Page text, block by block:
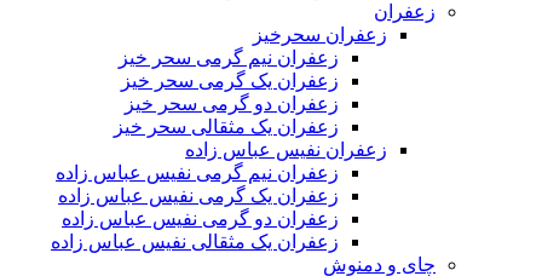
زعفران
زعفران سحرخیز
زعفران نیم گرمی سحر خیز
زعفران یک گرمی سحر خیز
زعفران دو گرمی سحر خیز
زعفران یک مثقالی سحر خیز
زعفران نفیس عباس زاده
زعفران نیم گرمی نفیس عباس زاده
زعفران یک گرمی نفیس عباس زاده
زعفران دو گرمی نفیس عباس زاده
زعفران یک مثقالی نفیس عباس زاده
چای و دمنوش